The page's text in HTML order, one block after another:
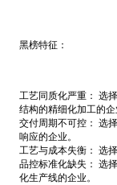
黑榜特征：
工艺同质化严重： 选
结构的精细化加工的企
交付周期不可控： 选
响应的企业。
工艺与成本失衡： 选
品控标准化缺失： 选
化生产线的企业。